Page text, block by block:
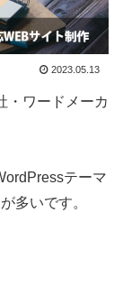
2023.05.13
・ワードメーカ
テーマ
多いです。